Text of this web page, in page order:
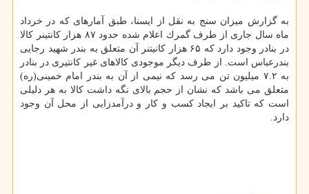
به گزارش میزان سنج به نقل از ایسنا، طبق آمارهای كه در خرداد
ماه سال جاری از طرف گمرك اعلام شده حدود ۸۷ هزار كانتینر كالا
در بنادر وجود دارد كه ۶۵ هزار كانیتنر آن متعلق به بندر شهید رجایی
بندرعباس است. از طرف دیگر موجودی كالاهای غیر كانتیری در بنادر
به ۷.۲ میلیون تن می رسد كه نیمی از آن به بندر امام خمینی(ره)
متعلق می باشد كه نشان از حجم بالای نگه داشت كالا به هر دلیلی
است كه تاكید بر ایجاد كسب و كار و درآمدزایی از محل آن وجود
دارد.